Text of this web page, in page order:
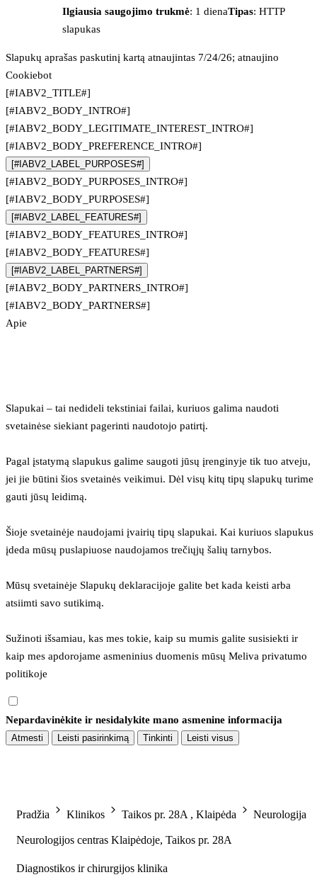
Ilgiausia saugojimo trukmė: 1 dienaTipas: HTTP
slapukas
Slapukų aprašas paskutinį kartą atnaujintas 7/24/26; atnaujino
Cookiebot
[#IABV2_TITLE#]
[#IABV2_BODY_INTRO#]
[#IABV2_BODY_LEGITIMATE_INTEREST_INTRO#]
[#IABV2_BODY_PREFERENCE_INTRO#]
[#IABV2_LABEL_PURPOSES#]
[#IABV2_BODY_PURPOSES_INTRO#]
[#IABV2_BODY_PURPOSES#]
[#IABV2_LABEL_FEATURES#]
[#IABV2_BODY_FEATURES_INTRO#]
[#IABV2_BODY_FEATURES#]
[#IABV2_LABEL_PARTNERS#]
[#IABV2_BODY_PARTNERS_INTRO#]
[#IABV2_BODY_PARTNERS#]
Apie
Slapukai – tai nedideli tekstiniai failai, kuriuos galima naudoti
svetainėse siekiant pagerinti naudotojo patirtį.
Pagal įstatymą slapukus galime saugoti jūsų įrenginyje tik tuo atveju,
jei jie būtini šios svetainės veikimui. Dėl visų kitų tipų slapukų turime
gauti jūsų leidimą.
Šioje svetainėje naudojami įvairių tipų slapukai. Kai kuriuos slapukus
įdeda mūsų puslapiuose naudojamos trečiųjų šalių tarnybos.
Mūsų svetainėje Slapukų deklaracijoje galite bet kada keisti arba
atsiimti savo sutikimą.
Sužinoti išsamiau, kas mes tokie, kaip su mumis galite susisiekti ir
kaip mes apdorojame asmeninius duomenis mūsų Meliva privatumo
politikoje
Nepardavinėkite ir nesidalykite mano asmenine informacija
Atmesti Leisti pasirinkimą Tinkinti Leisti visus
Pradžia Klinikos Taikos pr. 28A , Klaipėda Neurologija
Neurologijos centras Klaipėdoje, Taikos pr. 28A
Diagnostikos ir chirurgijos klinika